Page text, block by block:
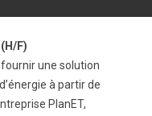
F)
fournir une solution
à partir de
PlanET,